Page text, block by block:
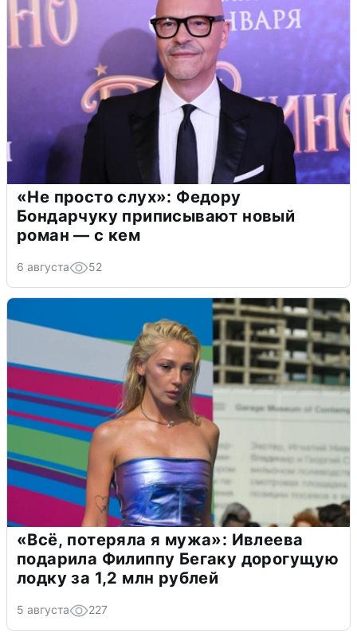
«Не просто слух»: Федору
Бондарчуку приписывают новый
роман — с кем
6 августа 52
«Всё, потеряла я мужа»: Ивлеева
подарила Филиппу Бегаку дорогущую
лодку за 1,2 млн рублей
5 августа 227